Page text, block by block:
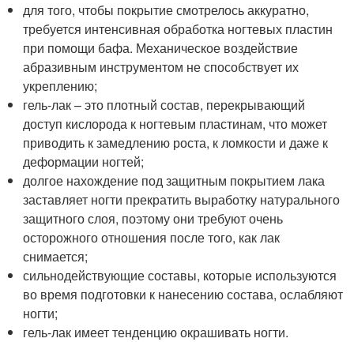
для того, чтобы покрытие смотрелось аккуратно,
требуется интенсивная обработка ногтевых пластин
при помощи бафа. Механическое воздействие
абразивным инструментом не способствует их
укреплению;
гель-лак – это плотный состав, перекрывающий
доступ кислорода к ногтевым пластинам, что может
приводить к замедлению роста, к ломкости и даже к
деформации ногтей;
долгое нахождение под защитным покрытием лака
заставляет ногти прекратить выработку натурального
защитного слоя, поэтому они требуют очень
осторожного отношения после того, как лак
снимается;
сильнодействующие составы, которые используются
во время подготовки к нанесению состава, ослабляют
ногти;
гель-лак имеет тенденцию окрашивать ногти.